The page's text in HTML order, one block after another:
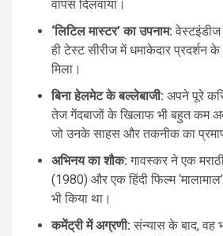
वापस दिलवाया।
‘लिटिल मास्टर’ का उपनाम:
ही टेस्ट सीरीज में धमाकेदार प्रदर्शन
मिला।
बिना हेलमेट के बल्लेबाजी: अपने पूरे
तेज गेंदबाजों के खिलाफ भी बहुत कम
जो उनके साहस और तकनीक का
अभिनय का शौक: गावस्कर ने एक
(1980) और एक हिंदी फिल्म
भी किया था।
कमेंट्री में अग्रणी: संन्यास के बाद,